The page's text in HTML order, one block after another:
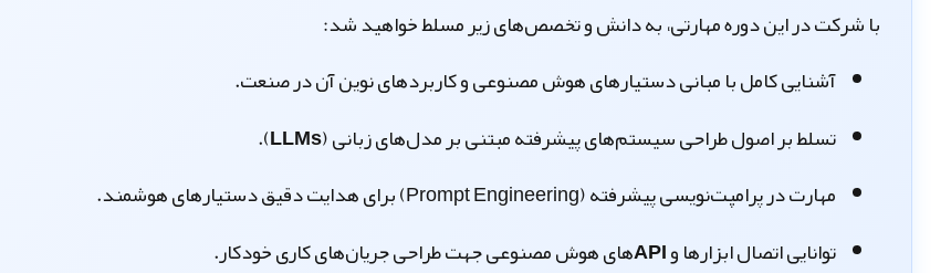
با شرکت در این دوره مهارتی، به دانش و تخصص‌های زیر مسلط خواهید شد:
آشنایی کامل بامبانی دستیارهای هوش مصنوعیو کاربردهای نوین آن در صنعت.
تسلط بر اصول طراحی سیستم‌های پیشرفته مبتنی برمدل‌های زبانی (LLMs)
.
مهارت درپرامپت‌نویسی پیشرفته(Prompt Engineering) برای هدایت دقیق دستیارهای هوشمند.
توانایی اتصال ابزارها وAPIهای هوش مصنوعی
جهت طراحی جریان‌های کاری خودکار.